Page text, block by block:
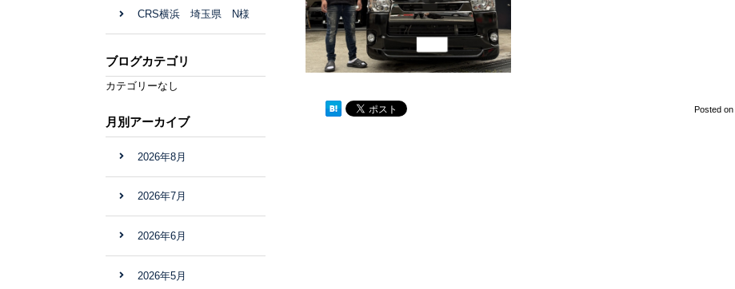
Posted on
CRS横浜 埼玉県 N様
ブログカテゴリ
カテゴリーなし
月別アーカイブ
2026年8月
2026年7月
2026年6月
2026年5月